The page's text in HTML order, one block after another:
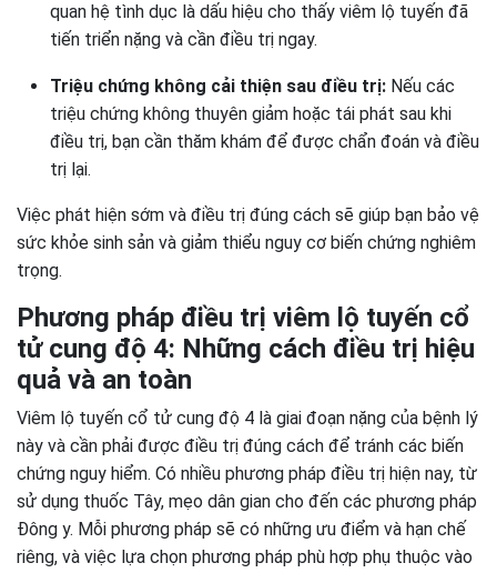
quan hệ tình dục là dấu hiệu cho thấy viêm lộ tuyến đã
tiến triển nặng và cần điều trị ngay.
Triệu chứng không cải thiện sau điều trị: Nếu các
triệu chứng không thuyên giảm hoặc tái phát sau khi
điều trị, bạn cần thăm khám để được chẩn đoán và điều
trị lại.
Việc phát hiện sớm và điều trị đúng cách sẽ giúp bạn bảo vệ
sức khỏe sinh sản và giảm thiểu nguy cơ biến chứng nghiêm
trọng.
Phương pháp điều trị viêm lộ tuyến cổ
tử cung độ 4: Những cách điều trị hiệu
quả và an toàn
Viêm lộ tuyến cổ tử cung độ 4 là giai đoạn nặng của bệnh lý
này và cần phải được điều trị đúng cách để tránh các biến
chứng nguy hiểm. Có nhiều phương pháp điều trị hiện nay, từ
sử dụng thuốc Tây, mẹo dân gian cho đến các phương pháp
Đông y. Mỗi phương pháp sẽ có những ưu điểm và hạn chế
riêng, và việc lựa chọn phương pháp phù hợp phụ thuộc vào